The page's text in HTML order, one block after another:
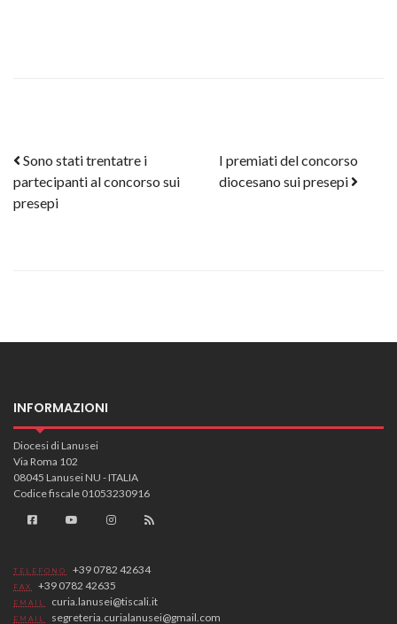
Post navigation
Sono stati trentatre i
partecipanti al concorso sui
presepi
I premiati del concorso
diocesano sui presepi
INFORMAZIONI
Diocesi di Lanusei
Via Roma 102
08045 Lanusei NU - ITALIA
Codice fiscale 01053230916
TELEFONO +39 0782 42634
FAX +39 0782 42635
EMAIL curia.lanusei@tiscali.it
EMAIL segreteria.curialanusei@gmail.com